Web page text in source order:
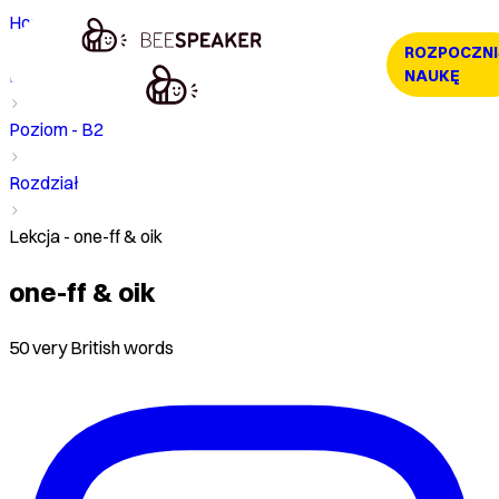
NAUKĘ
Home
Kurs
Poziom - B2
Rozdział
Lekcja - one-ff & oik
one-ff & oik
50 very British words